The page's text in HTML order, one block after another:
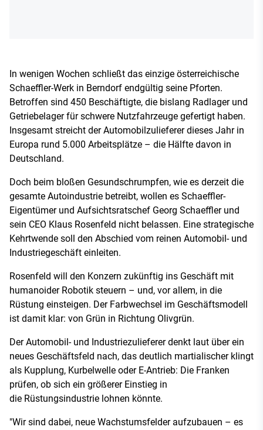
In wenigen Wochen schließt das einzige österreichische
Schaeffler-Werk in Berndorf endgültig seine Pforten.
Betroffen sind 450 Beschäftigte, die bislang Radlager und
Getriebelager für schwere Nutzfahrzeuge gefertigt haben.
Insgesamt streicht der Automobilzulieferer dieses Jahr in
Europa rund 5.000 Arbeitsplätze – die Hälfte davon in
Deutschland.
Doch beim bloßen Gesundschrumpfen, wie es derzeit die
gesamte Autoindustrie betreibt, wollen es Schaeffler-
Eigentümer und Aufsichtsratschef Georg Schaeffler und
sein CEO Klaus Rosenfeld nicht belassen. Eine strategische
Kehrtwende soll den Abschied vom reinen Automobil- und
Industriegeschäft einleiten.
Rosenfeld will den Konzern zukünftig ins Geschäft mit
humanoider Robotik steuern – und, vor allem, in die
Rüstung einsteigen. Der Farbwechsel im Geschäftsmodell
ist damit klar: von Grün in Richtung Olivgrün.
Der Automobil- und Industriezulieferer denkt laut über ein
neues Geschäftsfeld nach, das deutlich martialischer klingt
als Kupplung, Kurbelwelle oder E-Antrieb: Die Franken
prüfen, ob sich ein größerer Einstieg in
die Rüstungsindustrie lohnen könnte.
"Wir sind dabei, neue Wachstumsfelder aufzubauen – es